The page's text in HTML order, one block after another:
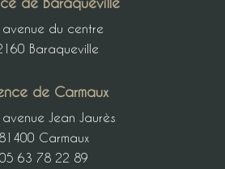
avenue du centre
Baraqueville
de Carmaux
Jean Jaurès
81400 Carmaux
05 63 78 22 89